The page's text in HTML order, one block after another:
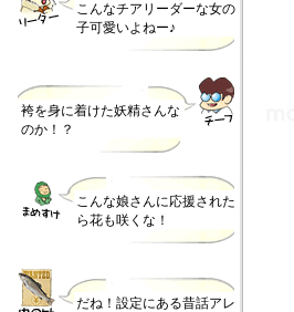
こんなチアリーダーな女の
子可愛いよねー♪
袴を身に着けた妖精さんな
のか！？
こんな娘さんに応援された
ら花も咲くな！
だね！設定にある昔話アレ